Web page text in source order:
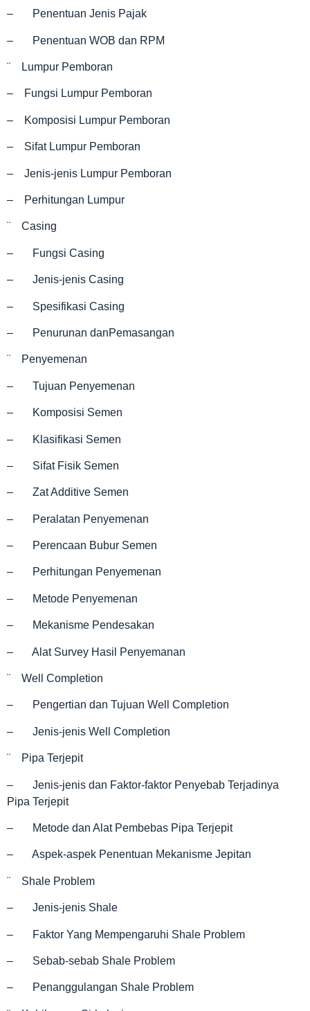
– Penentuan Jenis Pajak
– Penentuan WOB dan RPM
¨ Lumpur Pemboran
– Fungsi Lumpur Pemboran
– Komposisi Lumpur Pemboran
– Sifat Lumpur Pemboran
– Jenis-jenis Lumpur Pemboran
– Perhitungan Lumpur
¨ Casing
– Fungsi Casing
– Jenis-jenis Casing
– Spesifikasi Casing
– Penurunan danPemasangan
¨ Penyemenan
– Tujuan Penyemenan
– Komposisi Semen
– Klasifikasi Semen
– Sifat Fisik Semen
– Zat Additive Semen
– Peralatan Penyemenan
– Perencaan Bubur Semen
– Perhitungan Penyemenan
– Metode Penyemenan
– Mekanisme Pendesakan
– Alat Survey Hasil Penyemanan
¨ Well Completion
– Pengertian dan Tujuan Well Completion
– Jenis-jenis Well Completion
¨ Pipa Terjepit
– Jenis-jenis dan Faktor-faktor Penyebab Terjadinya
Pipa Terjepit
– Metode dan Alat Pembebas Pipa Terjepit
– Aspek-aspek Penentuan Mekanisme Jepitan
¨ Shale Problem
– Jenis-jenis Shale
– Faktor Yang Mempengaruhi Shale Problem
– Sebab-sebab Shale Problem
– Penanggulangan Shale Problem